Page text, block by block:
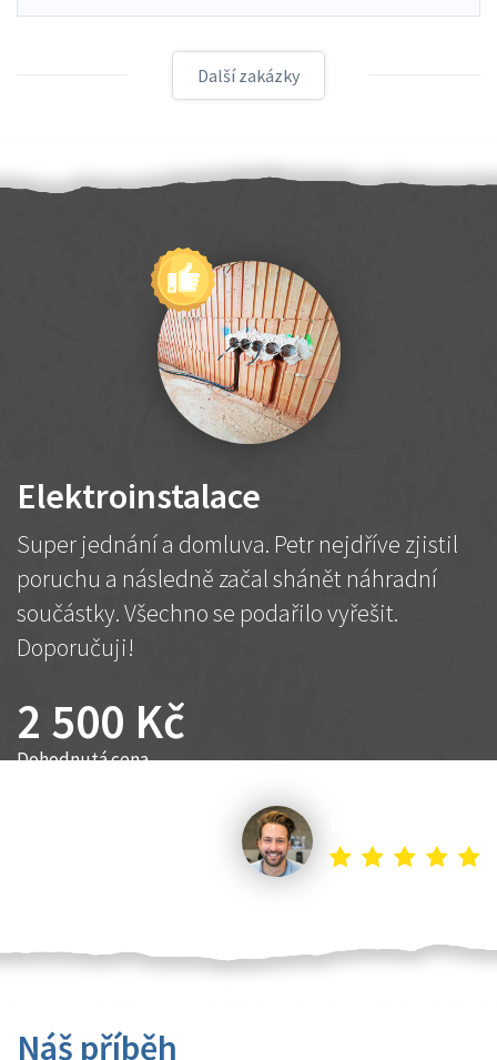
Další zakázky
Elektroinstalace
Super jednání a domluva. Petr nejdříve zjistil
poruchu a následně začal shánět náhradní
součástky. Všechno se podařilo vyřešit.
Doporučuji!
2 500 Kč
Dohodnutá cena
Náš příběh